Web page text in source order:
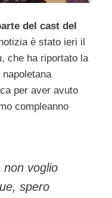
del cast del
è stato ieri il
, che ha riportato la
per aver avuto
compleanno
non voglio
spero